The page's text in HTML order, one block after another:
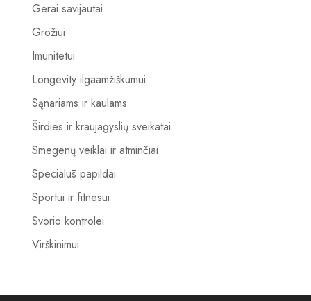
Gerai savijautai
Grožiui
Imunitetui
Longevity ilgaamžiškumui
Sąnariams ir kaulams
Širdies ir kraujagyslių sveikatai
Smegenų veiklai ir atminčiai
Specialūs papildai
Sportui ir fitnesui
Svorio kontrolei
Virškinimui